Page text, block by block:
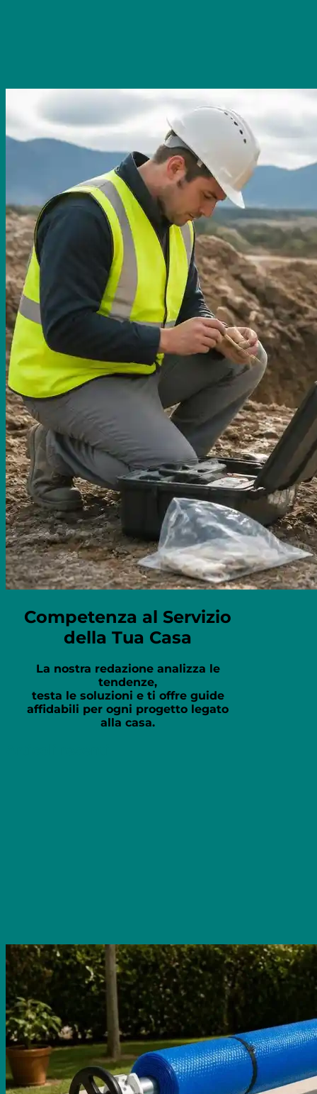
Competenza al Servizio
della Tua Casa
La nostra redazione analizza le
tendenze,
testa le soluzioni e ti offre guide
affidabili per ogni progetto legato
alla casa.